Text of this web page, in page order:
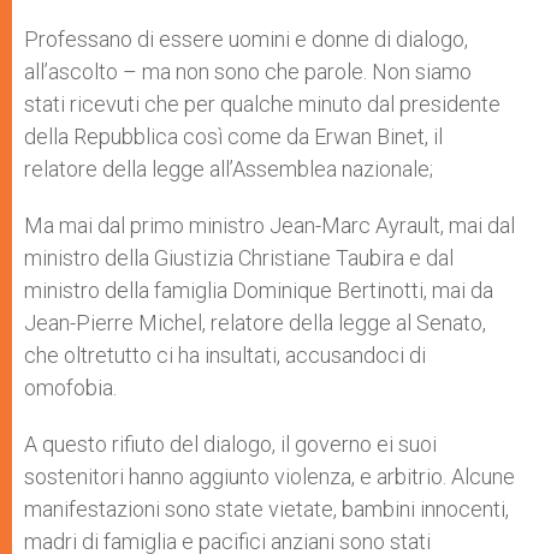
Professano di essere uomini e donne di dialogo,
all’ascolto – ma non sono che parole. Non siamo
stati ricevuti che per qualche minuto dal presidente
della Repubblica così come da Erwan Binet, il
relatore della legge all’Assemblea nazionale;
Ma mai dal primo ministro Jean-Marc Ayrault, mai dal
ministro della Giustizia Christiane Taubira e dal
ministro della famiglia Dominique Bertinotti, mai da
Jean-Pierre Michel, relatore della legge al Senato,
che oltretutto ci ha insultati, accusandoci di
omofobia.
A questo rifiuto del dialogo, il governo ei suoi
sostenitori hanno aggiunto violenza, e arbitrio. Alcune
manifestazioni sono state vietate, bambini innocenti,
madri di famiglia e pacifici anziani sono stati